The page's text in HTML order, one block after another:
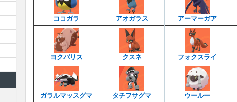
ココガラ アオガラス アーマーガア
ヨクバリス クスネ フォクスライ
ガラルマッスグマ タチフサグマ ウールー